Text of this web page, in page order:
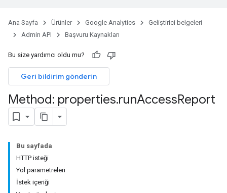
Ana Sayfa Ürünler Google Analytics
Geliştirici belgeleri
Admin API
Başvuru Kaynakları
Bu size yardımcı oldu mu?
Geri bildirim gönderin
Method: properties.runAccessReport
Bu sayfada
HTTP isteği
Yol parametreleri
İstek içeriği